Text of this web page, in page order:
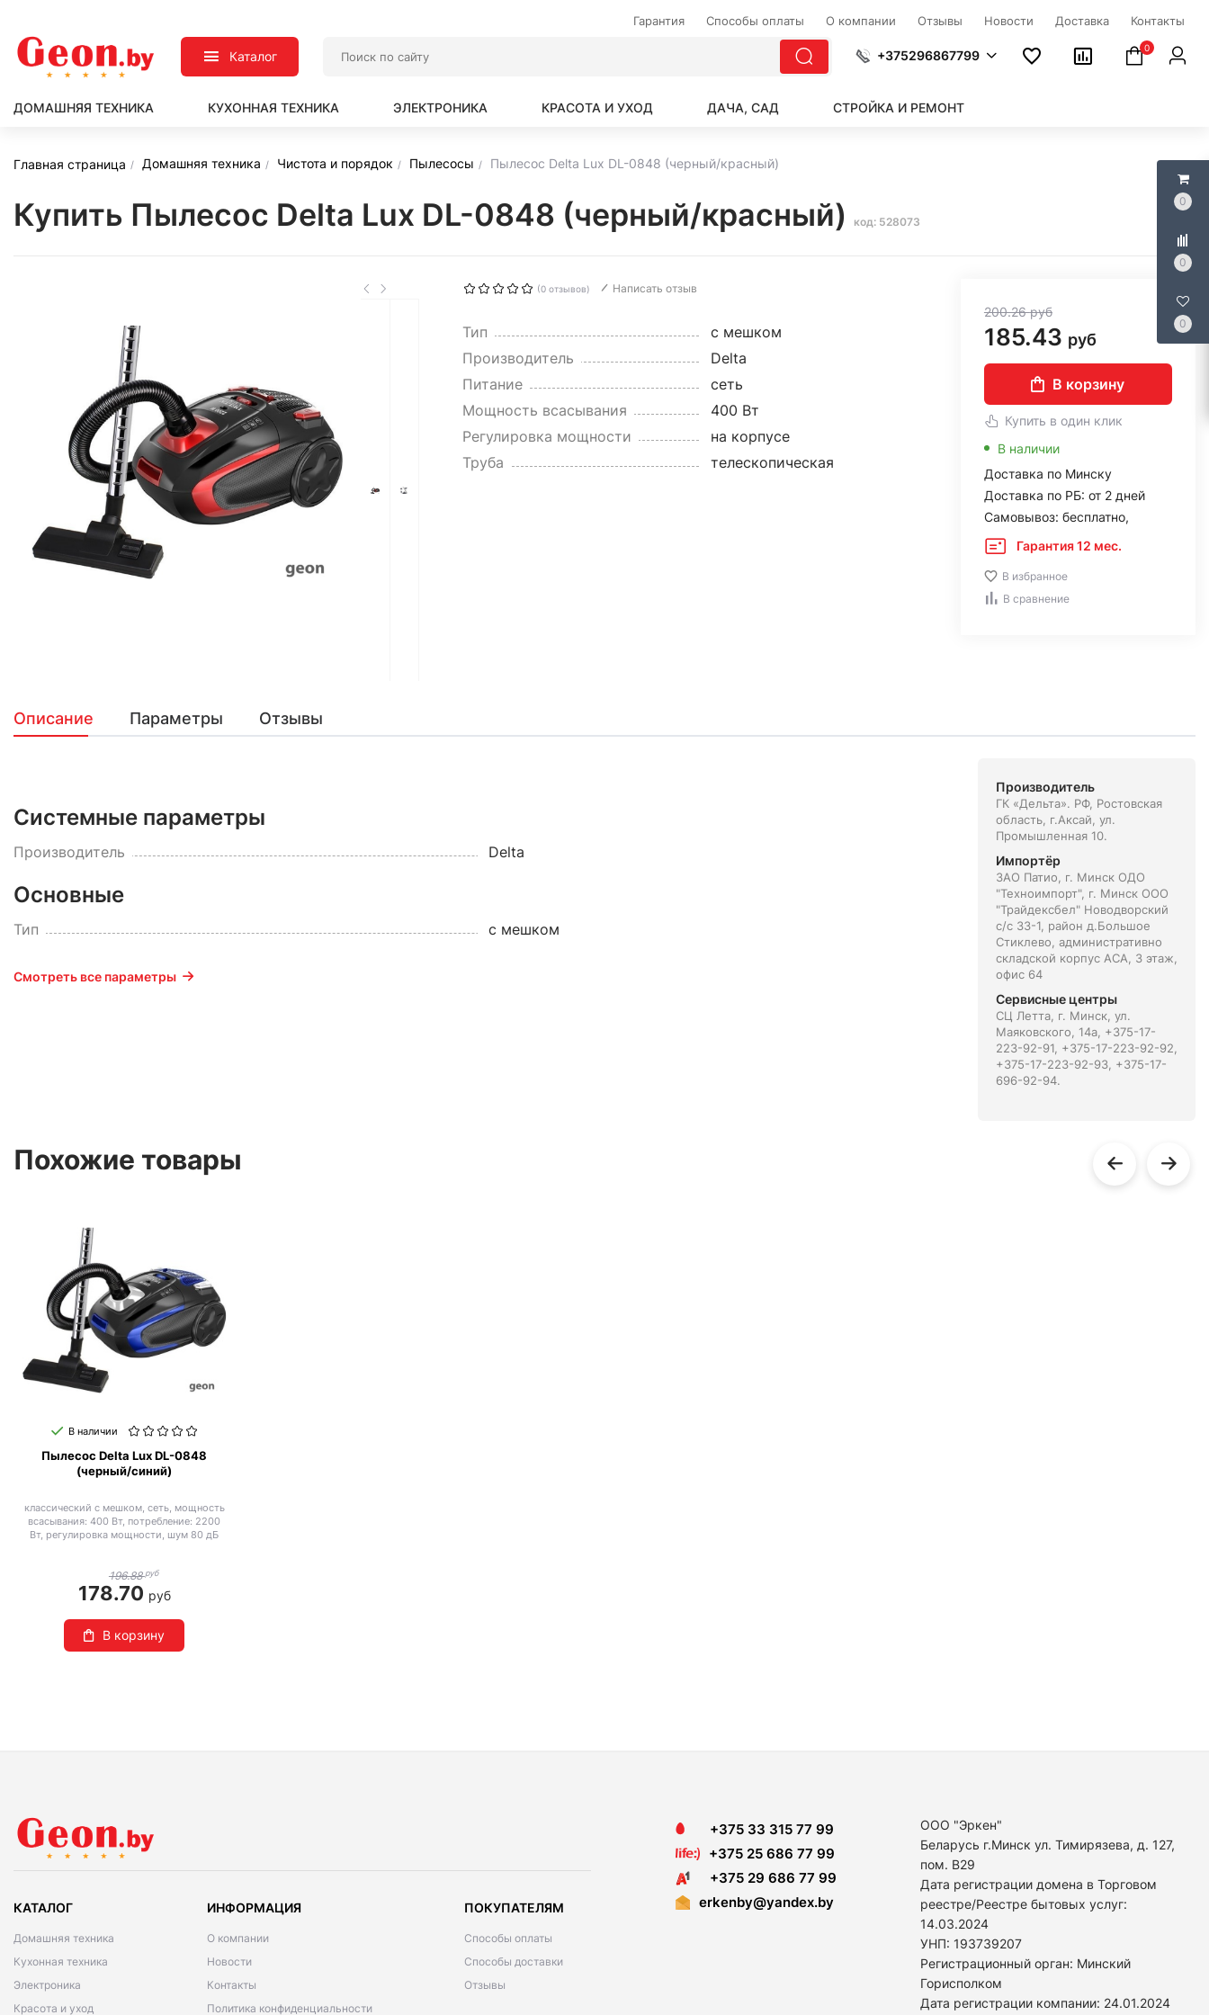
0
0
0
Гарантия Способы оплаты О компании Отзывы Новости Доставка Контакты
Каталог +375296867799
0
ДОМАШНЯЯ ТЕХНИКА КУХОННАЯ ТЕХНИКА ЭЛЕКТРОНИКА КРАСОТА И УХОД ДАЧА, САД СТРОЙКА И РЕМОНТ
Главная страница Домашняя техника Чистота и порядок Пылесосы Пылесос Delta Lux DL-0848 (черный/красный)
Купить Пылесос Delta Lux DL-0848 (черный/красный) код: 528073
(0 отзывов) Написать отзыв
Тип
с мешком
Производитель
Delta
Питание
сеть
Мощность всасывания
400 Вт
Регулировка мощности
на корпусе
Труба
телескопическая
200.26руб
185.43 руб
В корзину
Купить в один клик
В наличии
Доставка по Минску
Доставка по РБ: от 2 дней
Самовывоз: бесплатно,
Гарантия 12 мес.
В избранное
В сравнение
Описание Параметры Отзывы
Системные параметры
Производитель Delta
Основные
Тип с мешком
Смотреть все параметры
Производитель
ГК «Дельта». РФ, Ростовская
область, г.Аксай, ул.
Промышленная 10.
Импортёр
ЗАО Патио, г. Минск ОДО
"Техноимпорт", г. Минск ООО
"Трайдексбел" Новодворский
с/с 33-1, район д.Большое
Стиклево, административно
складской корпус АСА, 3 этаж,
офис 64
Сервисные центры
СЦ Летта, г. Минск, ул.
Маяковского, 14а, +375-17-
223-92-91, +375-17-223-92-92,
+375-17-223-92-93, +375-17-
696-92-94.
Похожие товары
В наличии
Пылесос Delta Lux DL-0848
(черный/синий)
классический с мешком, сеть, мощность
всасывания: 400 Вт, потребление: 2200
Вт, регулировка мощности, шум 80 дБ
196.88руб
178.70 руб
В корзину
КАТАЛОГ
Домашняя техника
Кухонная техника
Электроника
Красота и уход
ИНФОРМАЦИЯ
О компании
Новости
Контакты
Политика конфиденциальности
ПОКУПАТЕЛЯМ
Способы оплаты
Способы доставки
Отзывы
+375 33 315 77 99
+375 25 686 77 99
+375 29 686 77 99
erkenby@yandex.by
ООО "Эркен"
Беларусь г.Минск ул. Тимирязева, д. 127,
пом. В29
Дата регистрации домена в Торговом
реестре/Реестре бытовых услуг:
14.03.2024
УНП: 193739207
Регистрационный орган: Минский
Горисполком
Дата регистрации компании: 24.01.2024